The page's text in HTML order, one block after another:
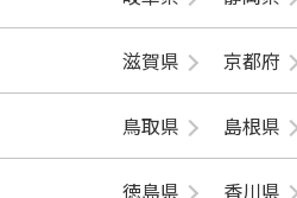
滋賀県 京都府
鳥取県 島根県
徳島県 香川県